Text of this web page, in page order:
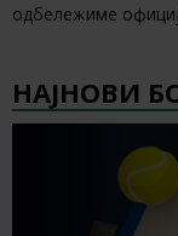
одбележиме
НАЈНОВИ